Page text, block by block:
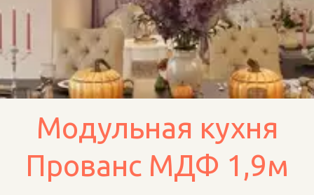
Модульная кухня
Прованс МДФ 1,9м